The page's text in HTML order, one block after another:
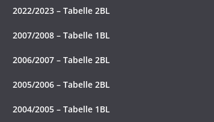
2022/2023 – Tabelle 2BL
2007/2008 – Tabelle 1BL
2006/2007 – Tabelle 2BL
2005/2006 – Tabelle 2BL
2004/2005 – Tabelle 1BL